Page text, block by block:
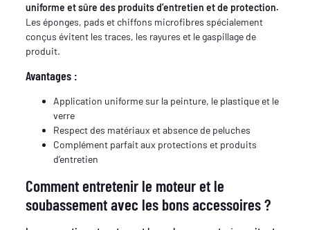
uniforme et sûre des produits d’entretien et de protection.
Les éponges, pads et chiffons microfibres spécialement
conçus évitent les traces, les rayures et le gaspillage de
produit.
Avantages :
Application uniforme sur la peinture, le plastique et le
verre
Respect des matériaux et absence de peluches
Complément parfait aux protections et produits
d’entretien
Comment entretenir le moteur et le
soubassement avec les bons accessoires ?